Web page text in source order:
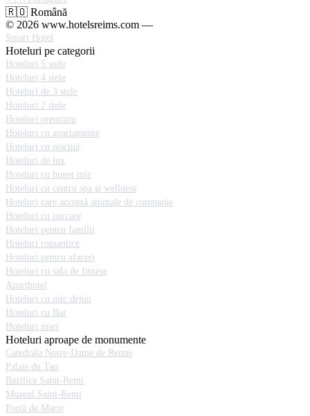
🇷🇴 Română
© 2026 www.hotelsreims.com —
Smart Hotel
Hoteluri pe categorii
Hoteluri 5 stele
Hoteluri 4 stele
Hoteluri de 3 stele
Hoteluri 2 stele
Hoteluri premium
Hoteluri cu apartamente
Hoteluri cu piscină
Hoteluri de lux
Hoteluri cu buget mic
Hoteluri cu centru spa şi wellness
Hoteluri care acceptă animale de companie
Hoteluri cu parcare
Hoteluri pentru familii
Hoteluri romantice
Hoteluri pentru afaceri
Hoteluri cu sala de fitness
Aparthotel
Hoteluri cu mic dejun
Hoteluri cu Bar
Hoteluri mari
Hoteluri aproape de monumente
Catedrala Notre-Dame de Reims
Palais du Tau
Bazilica Saint-Remi
Muzeul Saint-Remi
Portă de Marte